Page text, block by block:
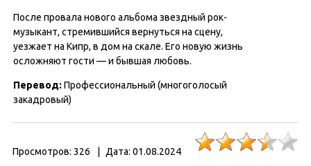
После провала нового альбома звездный рок-
музыкант, стремившийся вернуться на сцену,
уезжает на Кипр, в дом на скале. Его новую жизнь
осложняют гости — и бывшая любовь.
Перевод: Профессиональный (многоголосый
закадровый)
Просмотров: 326 Дата: 01.08.2024